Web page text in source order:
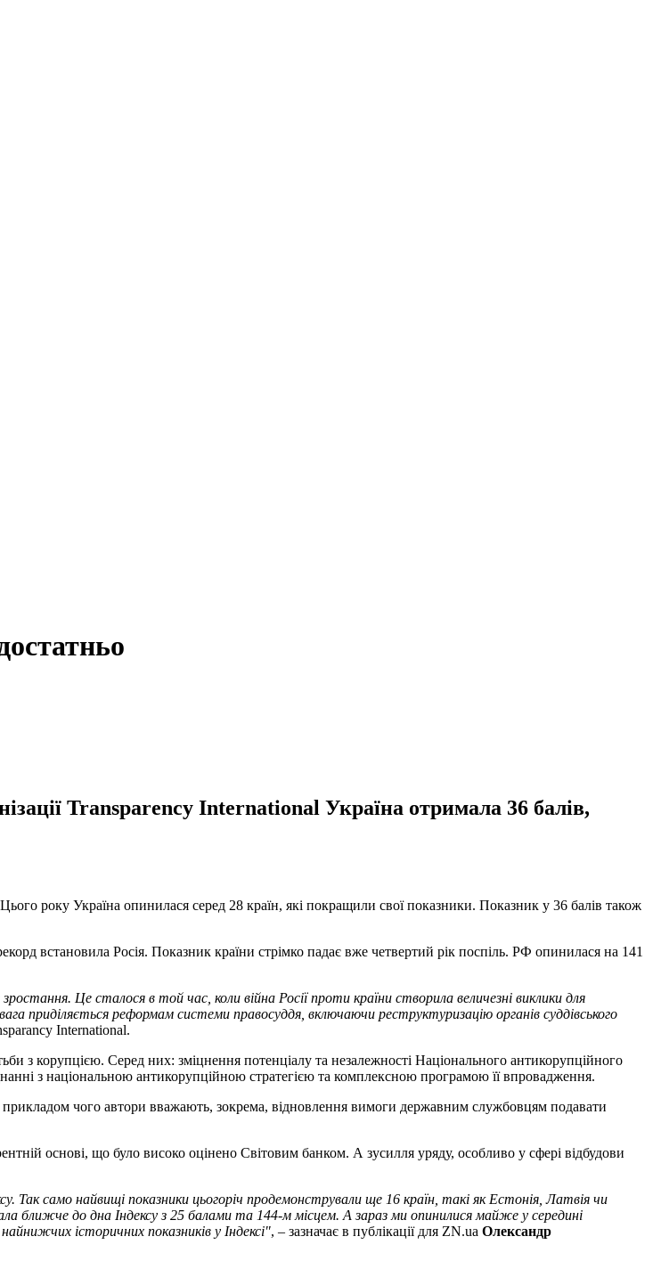
Transparency International Україна отримала 36 балів,
року Україна опинилася серед 28 країн, які покращили свої показники. Показник у 36 балів також
встановила Росія. Показник країни стрімко падає вже четвертий рік поспіль. РФ опинилася на 141
Це сталося в той час, коли війна Росії проти країни створила величезні виклики для
приділяється реформам системи правосуддя, включаючи реструктуризацію органів суддівського
International.
з корупцією. Серед них: зміцнення потенціалу та незалежності Національного антикорупційного
з національною антикорупційною стратегією та комплексною програмою її впровадження.
прикладом чого автори вважають, зокрема, відновлення вимоги державним службовцям подавати
основі, що було високо оцінено Світовим банком. А зусилля уряду, особливо у сфері відбудови
Так само найвищі показники цьогоріч продемонстрували ще 16 країн, такі як Естонія, Латвія чи
ближче до дна Індексу з 25 балами та 144-м місцем. А зараз ми опинилися майже у середині
історичних показників у Індексі", – зазначає в публікації для ZN.ua Олександр